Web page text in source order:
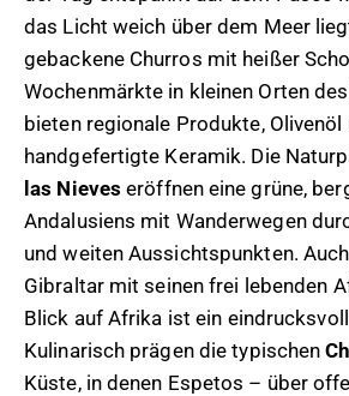
das Licht weich über dem Meer
gebackene Churros mit heißer
Wochenmärkte in kleinen Orten
bieten regionale Produkte, Olivenöl
handgefertigte Keramik. Die
las Nieves eröffnen eine grüne,
Andalusiens mit Wanderwegen
und weiten Aussichtspunkten.
Gibraltar mit seinen frei lebenden
Blick auf Afrika ist ein
Kulinarisch prägen die typischen
Küste, in denen Espetos – über